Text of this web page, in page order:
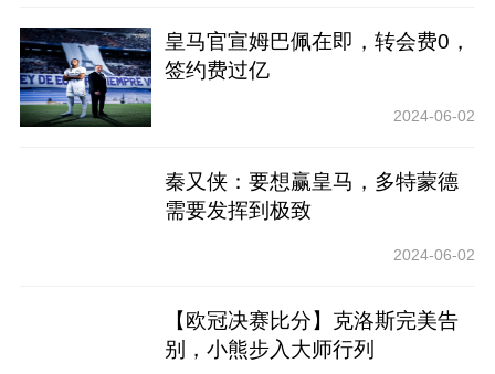
皇马官宣姆巴佩在即，转会费0，
签约费过亿
2024-06-02
秦又侠：要想赢皇马，多特蒙德
需要发挥到极致
2024-06-02
【欧冠决赛比分】克洛斯完美告
别，小熊步入大师行列